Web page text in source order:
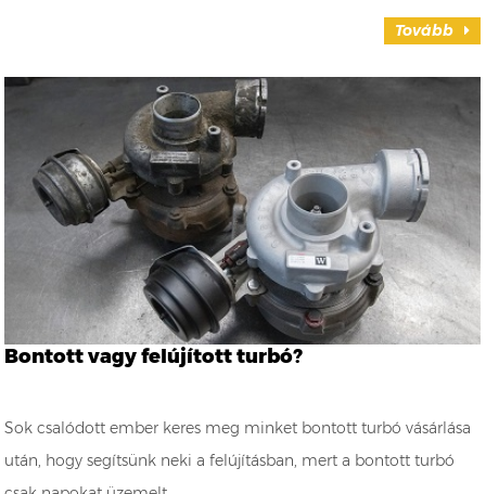
Tovább
Bontott vagy felújított turbó?
Sok csalódott ember keres meg minket bontott turbó vásárlása
után, hogy segítsünk neki a felújításban, mert a bontott turbó